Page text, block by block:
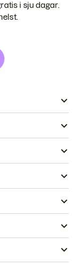
i sju dagar.